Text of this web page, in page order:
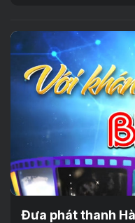
Đưa phát thanh